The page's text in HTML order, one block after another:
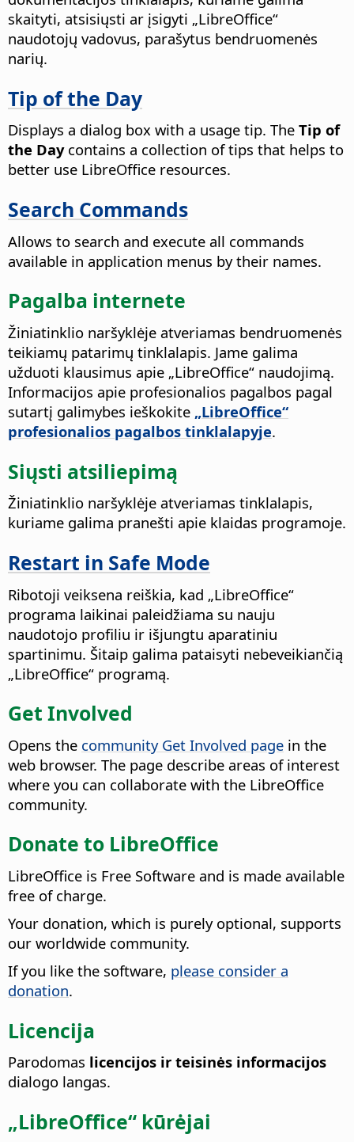
skaityti, atsisiųsti ar įsigyti „LibreOffice“
naudotojų vadovus, parašytus bendruomenės
narių.
Tip of the Day
Displays a dialog box with a usage tip. The Tip of
the Daycontains a collection of tips that helps to
better use LibreOffice resources.
Search Commands
Allows to search and execute all commands
available in application menus by their names.
Pagalba internete
Žiniatinklio naršyklėje atveriamas bendruomenės
teikiamų patarimų tinklalapis. Jame galima
užduoti klausimus apie „LibreOffice“ naudojimą.
Informacijos apie profesionalios pagalbos pagal
sutartį galimybes ieškokite „LibreOffice“
profesionalios pagalbos tinklalapyje.
Siųsti atsiliepimą
Žiniatinklio naršyklėje atveriamas tinklalapis,
kuriame galima pranešti apie klaidas programoje.
Restart in Safe Mode
Ribotoji veiksena reiškia, kad „LibreOffice“
programa laikinai paleidžiama su nauju
naudotojo profiliu ir išjungtu aparatiniu
spartinimu. Šitaip galima pataisyti nebeveikiančią
„LibreOffice“ programą.
Get Involved
Opens the community Get Involved page in the
web browser. The page describe areas of interest
where you can collaborate with the LibreOffice
community.
Donate to LibreOffice
LibreOffice is Free Software and is made available
free of charge.
Your donation, which is purely optional, supports
our worldwide community.
If you like the software, please consider a
donation.
Licencija
Parodomas licencijos ir teisinės informacijos
dialogo langas.
„LibreOffice“ kūrėjai